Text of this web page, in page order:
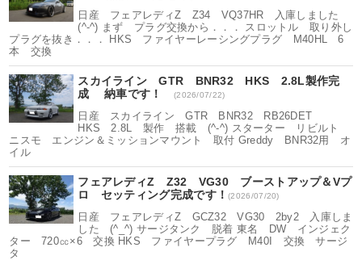
日産 フェアレディZ Z34 VQ37HR 入庫しました
(^-^) まず プラグ交換から．．． スロットル 取り外し
プラグを抜き．．． HKS ファイヤーレーシングプラグ M40HL 6
本 交換
スカイライン GTR BNR32 HKS 2.8L製作完
成 納車です！
(2026/07/22)
日産 スカイライン GTR BNR32 RB26DET
HKS 2.8L 製作 搭載 (^-^) スターター リビルト
ニスモ エンジン＆ミッションマウント 取付 Greddy BNR32用 オ
イル
フェアレディZ Z32 VG30 ブーストアップ＆Vプ
ロ セッティング完成です！(2026/07/20)
日産 フェアレディZ GCZ32 VG30 2by2 入庫しま
した (^_^) サージタンク 脱着 東名 DW インジェク
ター 720㏄×6 交換 HKS ファイヤープラグ M40I 交換 サージ
タ